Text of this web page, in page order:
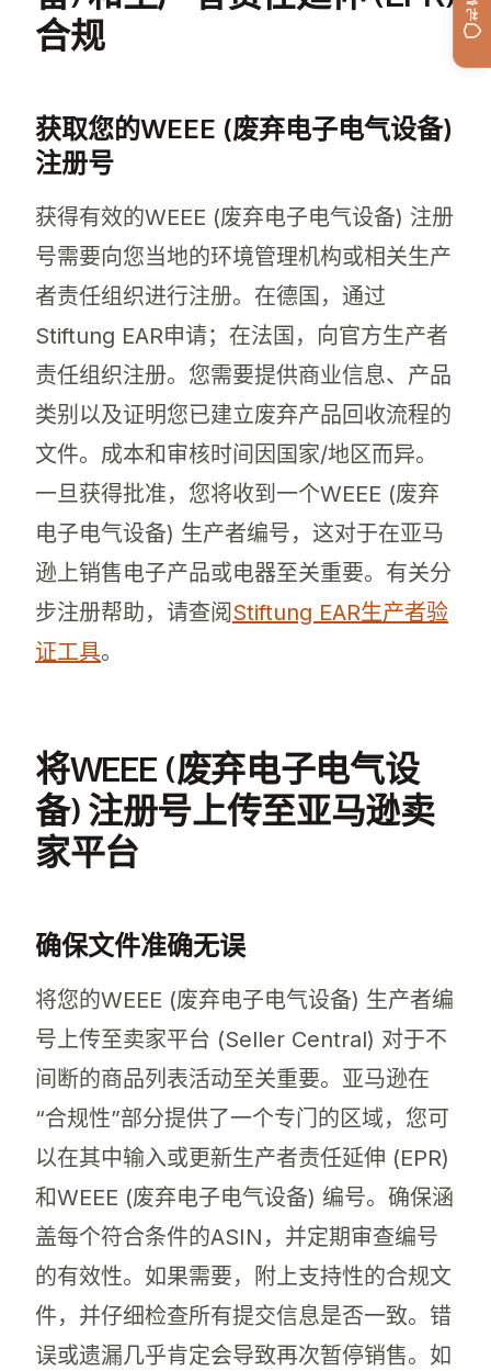
合规
获取您的WEEE (废弃电子电气设备)
注册号
获得有效的WEEE (废弃电子电气设备) 注册
号需要向您当地的环境管理机构或相关生产
者责任组织进行注册。在德国，通过
Stiftung EAR申请；在法国，向官方生产者
责任组织注册。您需要提供商业信息、产品
类别以及证明您已建立废弃产品回收流程的
文件。成本和审核时间因国家/地区而异。
一旦获得批准，您将收到一个WEEE (废弃
电子电气设备) 生产者编号，这对于在亚马
逊上销售电子产品或电器至关重要。有关分
步注册帮助，请查阅Stiftung EAR生产者验
证工具。
将WEEE (废弃电子电气设
备) 注册号上传至亚马逊卖
家平台
确保文件准确无误
将您的WEEE (废弃电子电气设备) 生产者编
号上传至卖家平台 (Seller Central) 对于不
间断的商品列表活动至关重要。亚马逊在
“合规性”部分提供了一个专门的区域，您可
以在其中输入或更新生产者责任延伸 (EPR)
和WEEE (废弃电子电气设备) 编号。确保涵
盖每个符合条件的ASIN，并定期审查编号
的有效性。如果需要，附上支持性的合规文
件，并仔细检查所有提交信息是否一致。错
误或遗漏几乎肯定会导致再次暂停销售。如